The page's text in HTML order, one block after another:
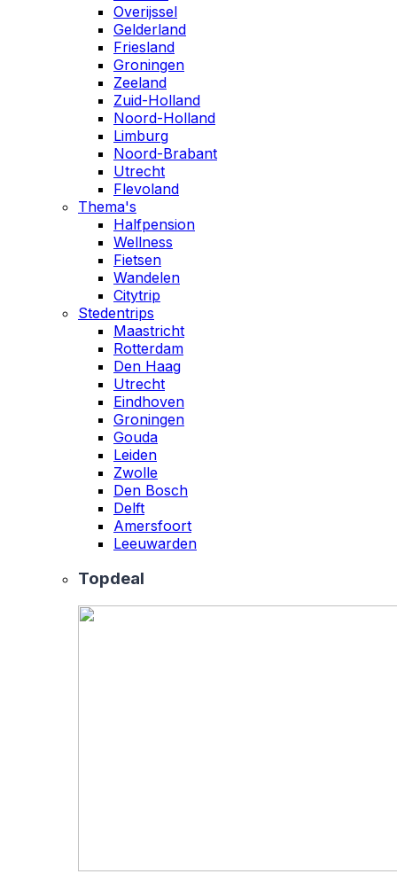
Overijssel
Gelderland
Friesland
Groningen
Zeeland
Zuid-Holland
Noord-Holland
Limburg
Noord-Brabant
Utrecht
Flevoland
Thema's
Halfpension
Wellness
Fietsen
Wandelen
Citytrip
Stedentrips
Maastricht
Rotterdam
Den Haag
Utrecht
Eindhoven
Groningen
Gouda
Leiden
Zwolle
Den Bosch
Delft
Amersfoort
Leeuwarden
Topdeal